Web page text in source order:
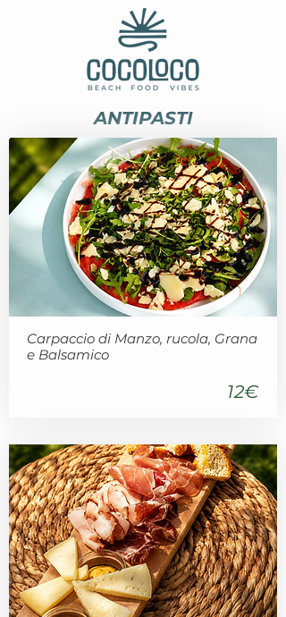
ANTIPASTI
Carpaccio di Manzo, rucola, Grana
e Balsamico
12€